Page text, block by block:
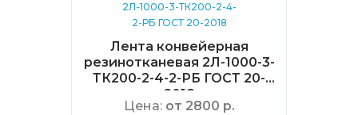
Лента конвейерная
резинотканевая 2Л-1000-3-
ТК200-2-4-2-РБ ГОСТ 20-
2018
Цена: от 2800 р.